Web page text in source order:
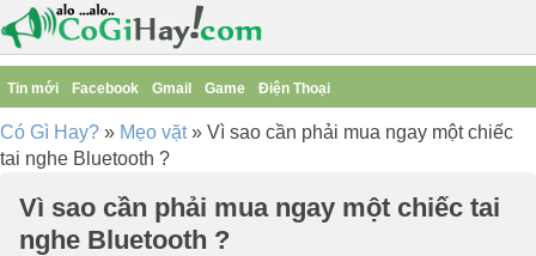
Tin mới Facebook Gmail Game Điện Thoại
Có Gì Hay? » Mẹo vặt » Vì sao cần phải mua ngay một chiếc
tai nghe Bluetooth ?
Vì sao cần phải mua ngay một chiếc tai
nghe Bluetooth ?